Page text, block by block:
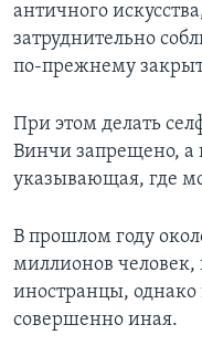
античного
затруднительно
по-прежнему
При этом делать
Винчи запрещено, а
указывающая, где
В прошлом году
миллионов человек,
иностранцы, однако
совершенно иная.